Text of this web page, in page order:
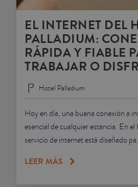
EL INTERNET DEL
PALLADIUM:
RÁPIDA Y FIABLE
TRABAJAR O
Hotel Palladium
Hoy en día, una buena conexión a
esencial de cualquier estancia. En
servicio de internet está diseñado
LEER MÁS